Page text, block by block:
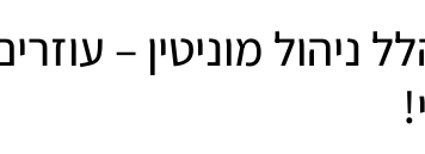
ניהול מוניטין –